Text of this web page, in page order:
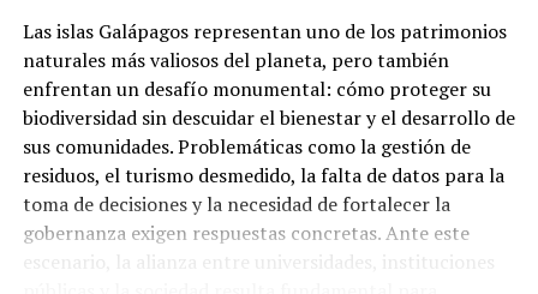
Las islas Galápagos representan uno de los patrimonios
naturales más valiosos del planeta, pero también
enfrentan un desafío monumental: cómo proteger su
biodiversidad sin descuidar el bienestar y el desarrollo de
sus comunidades. Problemáticas como la gestión de
residuos, el turismo desmedido, la falta de datos para la
toma de decisiones y la necesidad de fortalecer la
gobernanza exigen respuestas concretas. Ante este
escenario, la alianza entre universidades, instituciones